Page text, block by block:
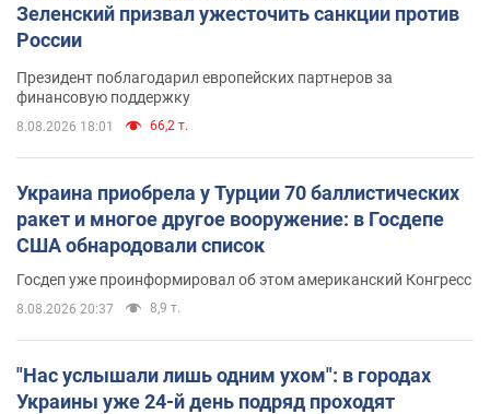
Зеленский призвал ужесточить санкции против
России
Президент поблагодарил европейских партнеров за
финансовую поддержку
8.08.2026 18:01 66,2 т.
Украина приобрела у Турции 70 баллистических
ракет и многое другое вооружение: в Госдепе
США обнародовали список
Госдеп уже проинформировал об этом американский Конгресс
8.08.2026 20:37 8,9 т.
"Нас услышали лишь одним ухом": в городах
Украины уже 24-й день подряд проходят